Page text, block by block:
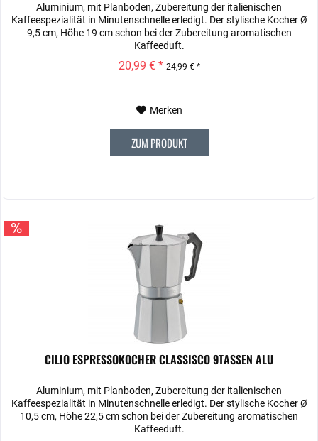
Aluminium, mit Planboden, Zubereitung der italienischen
Kaffeespezialität in Minutenschnelle erledigt. Der stylische Kocher Ø
9,5 cm, Höhe 19 cm schon bei der Zubereitung aromatischen
Kaffeeduft.
20,99 € * 24,99 € *
Merken
ZUM PRODUKT
CILIO ESPRESSOKOCHER CLASSISCO 9TASSEN ALU
Aluminium, mit Planboden, Zubereitung der italienischen
Kaffeespezialität in Minutenschnelle erledigt. Der stylische Kocher Ø
10,5 cm, Höhe 22,5 cm schon bei der Zubereitung aromatischen
Kaffeeduft.